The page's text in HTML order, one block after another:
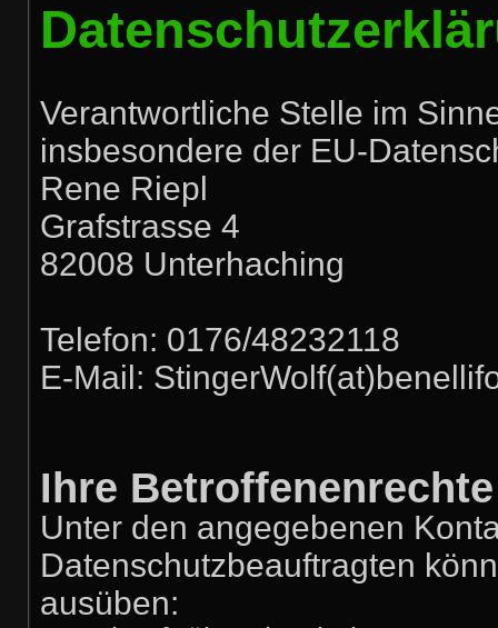
Verantwortliche Stelle im
insbesondere der EU-
Rene Riepl
Grafstrasse 4
82008 Unterhaching
Telefon: 0176/48232118
E-Mail:
Ihre Betroffenenrechte
Unter den angegebenen
Datenschutzbeauftragten
ausüben: